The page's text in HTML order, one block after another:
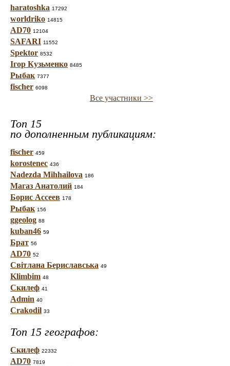
haratoshka 17292
worldriko 14815
AD70 12104
SAFARI 11552
Spektor 8532
Ігор Кузьменко 8485
Рыбак 7377
fischer 6098
Все участники >>
Топ 15
по дополненным публикациям:
fischer 459
korostenec 436
Nadezda Mihhailova 186
Магаз Анатолий 184
Борис Ассеев 178
Рыбак 156
ggeolog 88
kuban46 59
Брат 56
AD70 52
Світлана Бериславська 49
Klimbim 48
Скилеф 41
Admin 40
Crakodil 33
Топ 15 географов:
Скилеф 22332
AD70 7819